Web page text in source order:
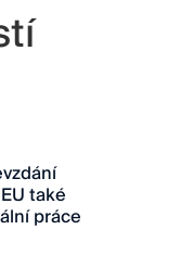
také
práce